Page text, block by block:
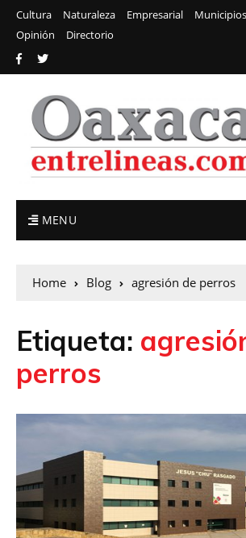
Cultura Naturaleza Empresarial Municipios
Opinión
Directorio
MENU
Home Blog agresión de perros
Etiqueta:
perros